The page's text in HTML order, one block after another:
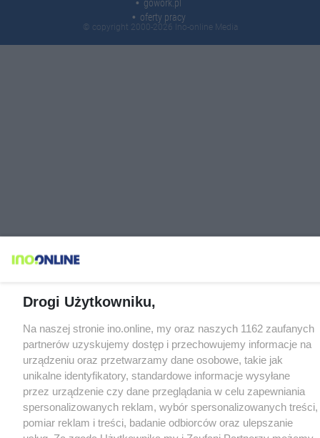
gowork.pl
oferty pracy
© copyright 2000-2026 Ino-online Media
Drogi Użytkowniku,
Na naszej stronie ino.online, my oraz naszych 1162 zaufanych
partnerów uzyskujemy dostęp i przechowujemy informacje na
urządzeniu oraz przetwarzamy dane osobowe, takie jak
unikalne identyfikatory, standardowe informacje wysyłane
przez urządzenie czy dane przeglądania w celu zapewniania
spersonalizowanych reklam, wybór spersonalizowanych treści,
pomiar reklam i treści, badanie odbiorców oraz ulepszanie